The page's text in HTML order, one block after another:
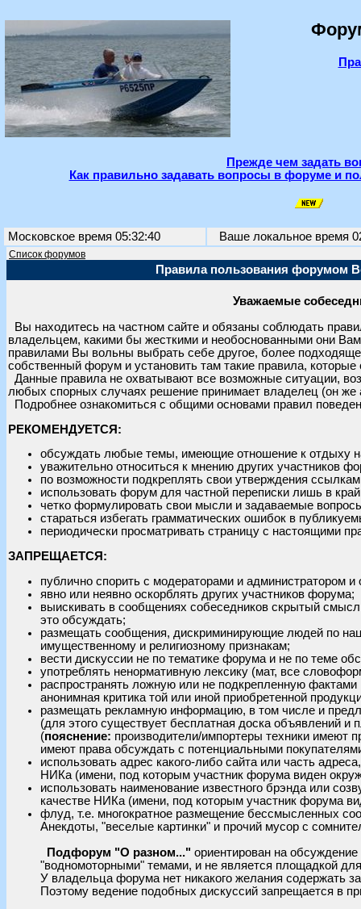
Прежде чем задать
Как правильно задавать вопросы в форуме и
Московское время 05:32:40 Ваше локальное время
Список форумов
Правила пользования форумом
Уважаемые
Вы находитесь на частном сайте и обязаны соблюдать
владельцем, какими бы жесткими и необоснованными они
правилами Вы вольны выбрать себе другое, более
собственный форум и установить там такие правила,
Данные правила не охватывают все возможные ситуации,
любых спорных случаях решение принимает владелец (он же
Подробнее ознакомиться с общими основами правил
РЕКОМЕНДУЕТСЯ:
обсуждать любые темы, имеющие отношение к отдыху
уважительно относиться к мнению других участников
по возможности подкреплять свои утверждения
использовать форум для частной переписки лишь в
четко формулировать свои мысли и задаваемые
стараться избегать грамматических ошибок в
периодически просматривать страницу с настоящими
ЗАПРЕЩАЕТСЯ:
публично спорить с модераторами и администратором и
явно или неявно оскорблять других участников форума;
выискивать в сообщениях собеседников скрытый
это обсуждать;
размещать сообщения, дискриминирующие людей по
имущественному и религиозному признакам;
вести дискуссии не по тематике форума и не по теме
употреблять ненормативную лексику (мат, все
распространять ложную или не подкрепленную
анонимная критика той или иной приобретенной
размещать рекламную информацию, в том числе и
(для этого существует бесплатная доска объявлений и
(пояснение: производители/импортеры техники имеют
имеют права обсуждать с потенциальными
использовать адрес какого-либо сайта или часть
НИКа (имени, под которым участник форума виден
использовать наименование известного брэнда или
качестве НИКа (имени, под которым участник форума
флуд, т.е. многократное размещение бессмысленных
Анекдоты, "веселые картинки" и прочий мусор с
Подфорум "О разном..." ориентирован на
"водномоторными" темами, и не является площадкой
У владельца форума нет никакого желания содержать
Поэтому ведение подобных дискуссий запрещается в